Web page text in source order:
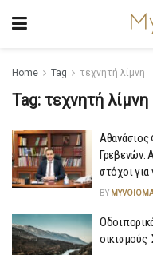
Home Tag τεχνητή λίμνη
Tag: τεχνητή λίμνη
Αθανάσιος
Γρεβενών:
στόχοι για
BY
οικισμούς